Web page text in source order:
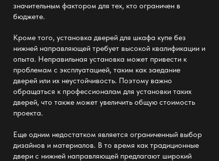
значительным фактором для тех, кто ограничен в
бюджете.
Кроме того, установка дверей для шкафа купе без
нижней направляющейтребует высокой квалификации и
опыта. Неправильная установка может привести к
проблемам с эксплуатацией, таким как заедание
дверей или их неустойчивость. Поэтому важно
обращаться к профессионалам для установки таких
дверей, что также может увеличить общую стоимость
проекта.
Еще одним недостатком является ограниченный выбор
дизайнов и материалов. В то время как традиционные
двери с нижней направляющей предлагают широкий